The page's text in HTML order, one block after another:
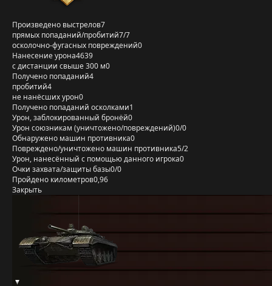
Произведено выстрелов7
прямых попаданий/пробитий7/7
осколочно-фугасных повреждений0
Нанесение урона4639
с дистанции свыше 300 м0
Получено попаданий4
пробитий4
не нанёсших урон0
Получено попаданий осколками1
Урон, заблокированный бронёй0
Урон союзникам (уничтожено/повреждений)0/0
Обнаружено машин противника0
Повреждено/уничтожено машин противника5/2
Урон, нанесённый с помощью данного игрока0
Очки захвата/защиты базы0/0
Пройдено километров0,96
Закрыть